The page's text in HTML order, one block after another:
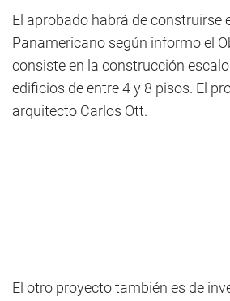
El aprobado habrá de construirse
Panamericano según informo el
consiste en la construcción
edificios de entre 4 y 8 pisos. El
arquitecto Carlos Ott.
El otro proyecto también es de